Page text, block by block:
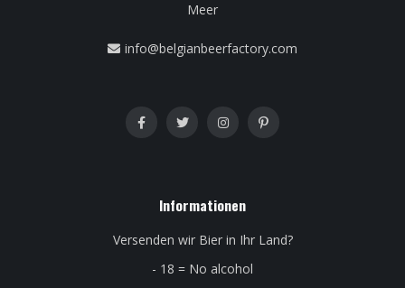
Meer
info@belgianbeerfactory.com
Informationen
Versenden wir Bier in Ihr Land?
- 18 = No alcohol